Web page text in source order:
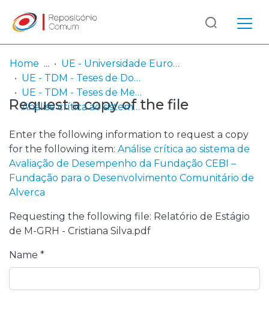
Communities
& Collections
Browse repository
Entities
Statistics
Log
In
(current)
Home
UE - Universidade Europeia
UE - TDM - Teses de Doutoramento e Mestrado
UE - TDM - Teses de Mestrado
Análise crítica ao sistema de Avaliação de Desempenho da Fundação CEBI – Fundação para o Desenvolvimento Comunitário de Alverca
Request a copy of the file
Enter the following information to request a copy
for the following item: Análise crítica ao sistema de
Avaliação de Desempenho da Fundação CEBI –
Fundação para o Desenvolvimento Comunitário de
Alverca
Requesting the following file: Relatório de Estágio
de M-GRH - Cristiana Silva.pdf
Name *